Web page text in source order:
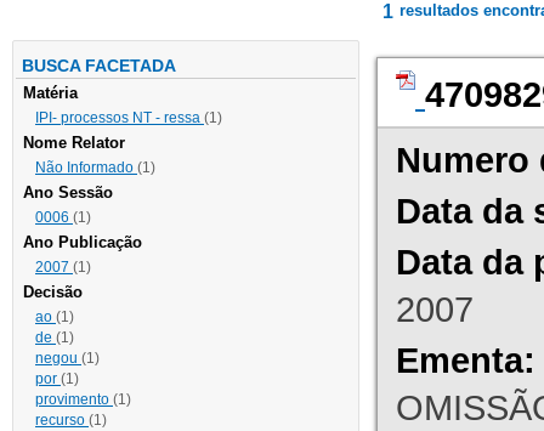
BUSCA FACETADA
Matéria
IPI- processos NT - ressa (1)
Nome Relator
Não Informado (1)
Ano Sessão
0006 (1)
Ano Publicação
2007 (1)
Decisão
ao (1)
de (1)
negou (1)
por (1)
provimento (1)
recurso (1)
1 resultados
Numero
Data da
Data da
2007
Ementa: